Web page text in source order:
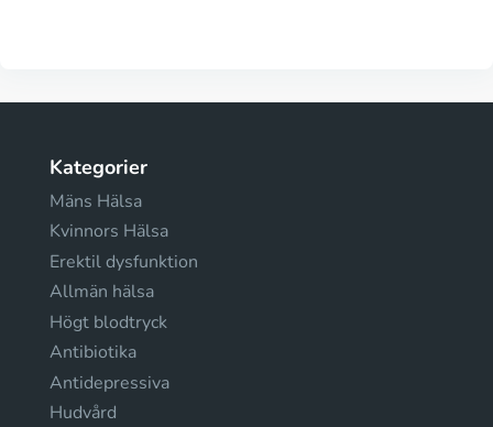
Kategorier
Mäns Hälsa
Kvinnors Hälsa
Erektil dysfunktion
Allmän hälsa
Högt blodtryck
Antibiotika
Antidepressiva
Hudvård